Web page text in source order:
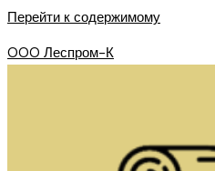
Перейти к содержимому
OOO Леспром-К